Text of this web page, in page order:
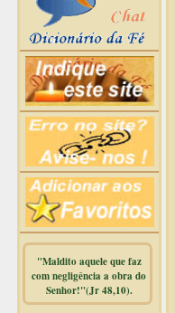
"Maldito aquele que faz
com negligência a obra do
Senhor!"(Jr 48,10).